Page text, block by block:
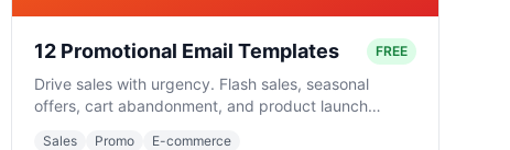
12 Promotional Email Templates FREE
Drive sales with urgency. Flash sales, seasonal
offers, cart abandonment, and product launch
Sales Promo E-commerce